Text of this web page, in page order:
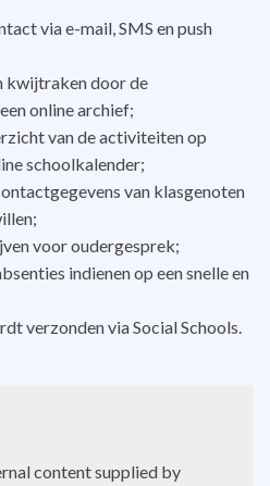
via e-mail, SMS en push
kwijtraken door de
online archief;
van de activiteiten op
schoolkalender;
van klasgenoten
voor oudergesprek;
indienen op een snelle en
verzonden via Social Schools.
content supplied by